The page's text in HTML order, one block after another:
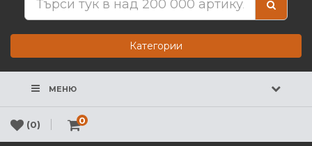
Категории
МЕНЮ
(0) 0